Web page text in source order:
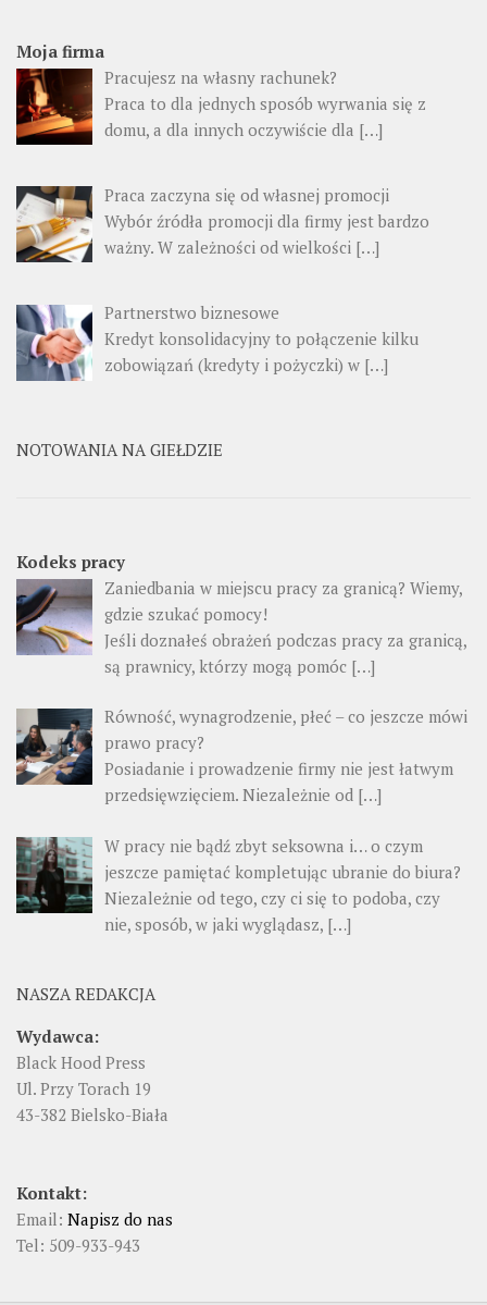
Moja firma
Pracujesz na własny rachunek?
Praca to dla jednych sposób wyrwania się z
domu, a dla innych oczywiście dla […]
Praca zaczyna się od własnej promocji
Wybór źródła promocji dla firmy jest bardzo
ważny. W zależności od wielkości […]
Partnerstwo biznesowe
Kredyt konsolidacyjny to połączenie kilku
zobowiązań (kredyty i pożyczki) w […]
NOTOWANIA NA GIEŁDZIE
Kodeks pracy
Zaniedbania w miejscu pracy za granicą? Wiemy,
gdzie szukać pomocy!
Jeśli doznałeś obrażeń podczas pracy za granicą,
są prawnicy, którzy mogą pomóc […]
Równość, wynagrodzenie, płeć – co jeszcze mówi
prawo pracy?
Posiadanie i prowadzenie firmy nie jest łatwym
przedsięwzięciem. Niezależnie od […]
W pracy nie bądź zbyt seksowna i… o czym
jeszcze pamiętać kompletując ubranie do biura?
Niezależnie od tego, czy ci się to podoba, czy
nie, sposób, w jaki wyglądasz, […]
NASZA REDAKCJA
Wydawca:
Black Hood Press
Ul. Przy Torach 19
43-382 Bielsko-Biała
Kontakt:
Email: Napisz do nas
Tel: 509-933-943